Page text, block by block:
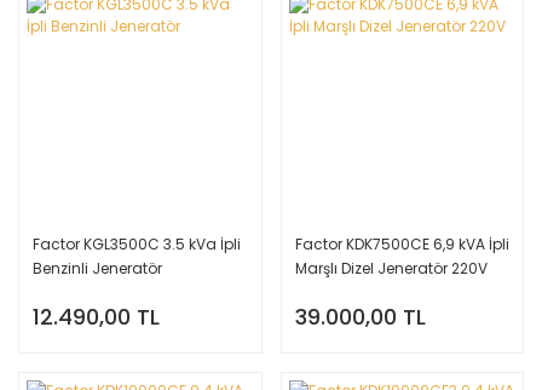
Factor KGL3500C 3.5 kVa İpli
Benzinli Jeneratör
12.490,00 TL
Factor KDK7500CE 6,9 kVA İpli
Marşlı Dizel Jeneratör 220V
39.000,00 TL